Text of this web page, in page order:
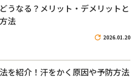
うなる？メリット・デメリットと
法
2026.01.20
を紹介！汗をかく原因や予防方法